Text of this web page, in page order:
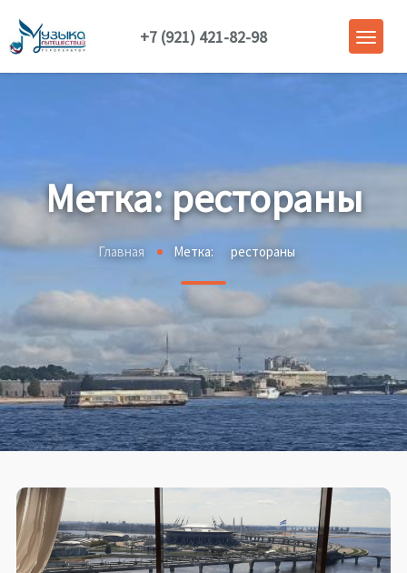
+7 (921) 421-82-98
Метка:рестораны
Главная Метка: рестораны